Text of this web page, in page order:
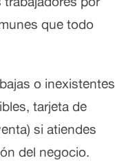
que todo
o inexistentes
tarjeta de
si atiendes
del negocio.